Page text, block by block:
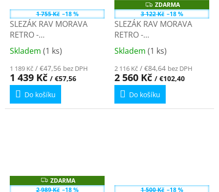
1 755 Kč –18 %
SLEZÁK RAV MORAVA
RETRO -
Umyvadlová/dřezová
baterie s flexibilním
ramínkem, Chrom/Černá
MK102.0/13 - chrom/
černá, 100 mm
Průměrné
hodnocení
produktu
je
5,0
z
Skladem (1 ks)
1 189 Kč / €47,56 bez DPH
1 439 Kč / €57,56
Do košíku
Z
D
A
R
ZDARMA
3 122 Kč –18 %
SLEZÁK RAV MORAVA
RETRO -
Umyvadlová/dřezová
baterie, Chrom
MK102.5/28 - 150 mm
Průměrné
hodnocení
produktu
je
5,0
z
Skladem (1 ks)
2 116 Kč / €84,64 bez DPH
2 560 Kč / €102,40
Do košíku
Z
D
ZDARMA
2 989 Kč –18 % 1 500 Kč –18 %